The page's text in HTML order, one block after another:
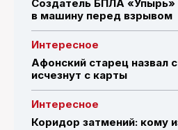
Создатель БПЛА «Упырь»
в машину перед взрывом
Интересное
Афонский старец назвал
исчезнут с карты
Интересное
Коридор затмений: кому